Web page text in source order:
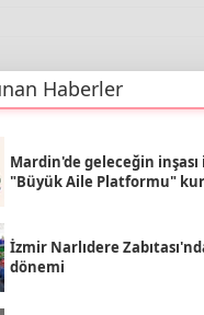
Haberler
Mardin'de geleceğin inşası
"Büyük Aile Platformu"
İzmir Narlıdere
dönemi